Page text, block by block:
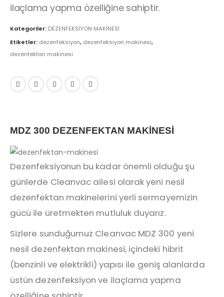
ilaçlama yapma özelliğine sahiptir.
Kategoriler: DEZENFEKSİYON MAKİNESİ
Etiketler: dezenfeksiyon, dezenfeksiyon makinesi,
dezenfektan makinesi
MDZ 300 DEZENFEKTAN MAKİNESİ
Dezenfeksiyonun bu kadar önemli olduğu şu
günlerde Cleanvac ailesi olarak yeni nesil
dezenfektan makinelerini yerli sermayemizin
gücü ile üretmekten mutluluk duyarız.
Sizlere sunduğumuz Cleanvac MDZ 300 yeni
nesil dezenfektan makinesi, içindeki hibrit
(benzinli ve elektrikli) yapısı ile geniş alanlarda
üstün dezenfeksiyon ve ilaçlama yapma